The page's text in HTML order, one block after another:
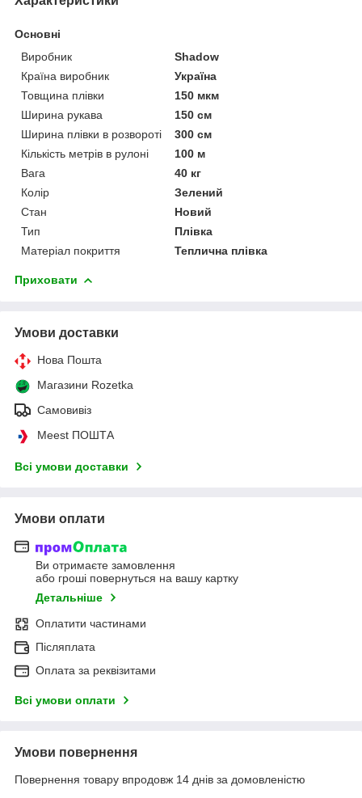
Основні
Виробник
Shadow
Країна виробник
Україна
Товщина плівки
150 мкм
Ширина рукава
150 см
Ширина плівки в розвороті
300 см
Кількість метрів в рулоні
100 м
Вага
40 кг
Колір
Зелений
Стан
Новий
Тип
Плівка
Матеріал покриття
Теплична плівка
Приховати
Умови доставки
Нова Пошта
Магазини Rozetka
Самовивіз
Meest ПОШТА
Всі умови доставки
Умови оплати
Ви отримаєте замовлення
або гроші повернуться на вашу картку
Детальніше
Оплатити частинами
Післяплата
Оплата за реквізитами
Всі умови оплати
Умови повернення
Повернення товару впродовж 14 днів за домовленістю